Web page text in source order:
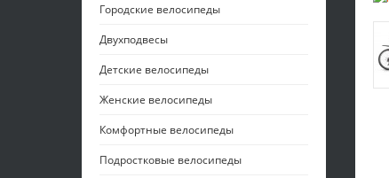
Городские велосипеды
Двухподвесы
Детские велосипеды
Женские велосипеды
Комфортные велосипеды
Подростковые велосипеды